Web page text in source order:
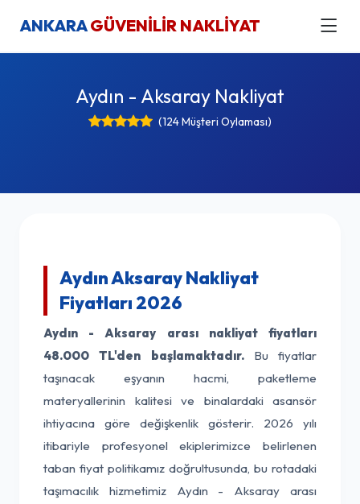
ANKARAGÜVENİLİR NAKLİYAT
Aydın - Aksaray Nakliyat
(124 Müşteri Oylaması)
Aydın Aksaray Nakliyat
Fiyatları 2026
Aydın - Aksaray arası nakliyat fiyatları
48.000 TL'den başlamaktadır.Bu fiyatlar
taşınacak eşyanın hacmi, paketleme
materyallerinin kalitesi ve binalardaki asansör
ihtiyacına göre değişkenlik gösterir. 2026 yılı
itibariyle profesyonel ekiplerimizce belirlenen
taban fiyat politikamız doğrultusunda, bu rotadaki
taşımacılık hizmetimiz Aydın - Aksaray arası